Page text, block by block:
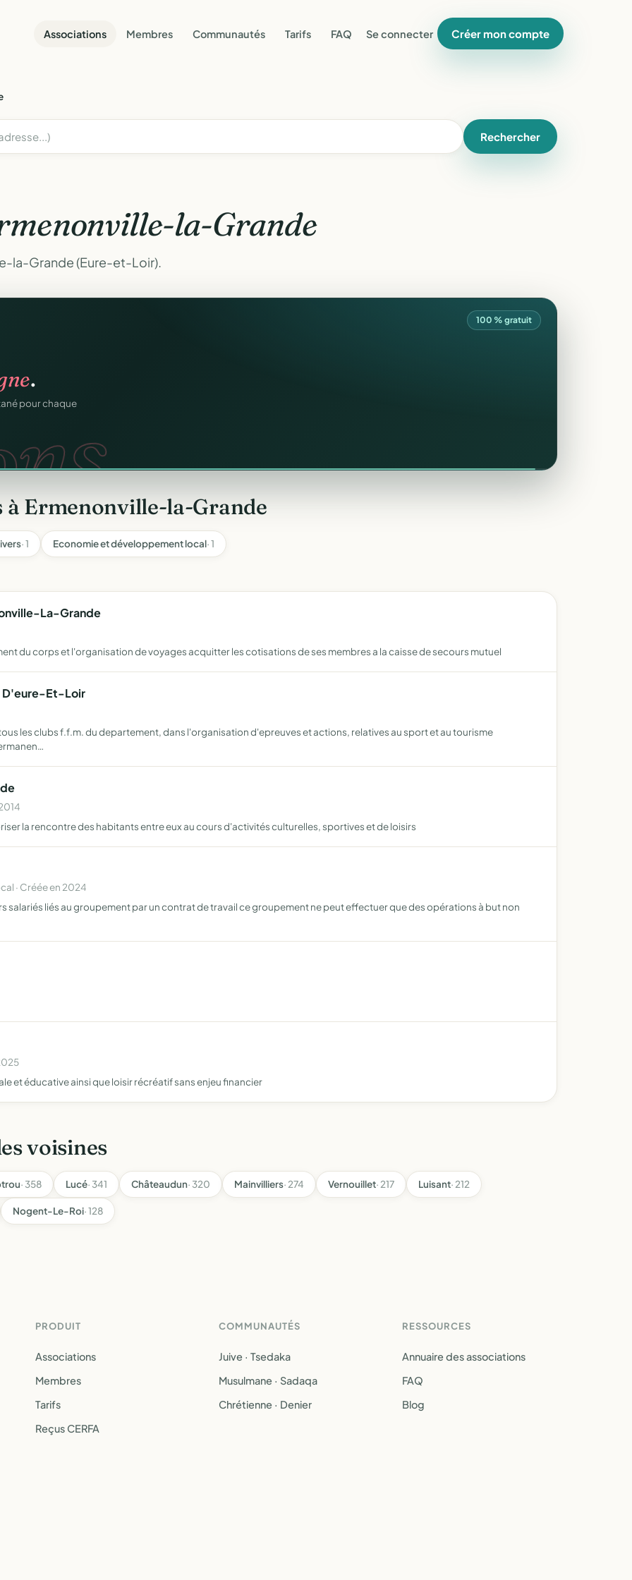
Associations Membres Communautés Tarifs FAQ Se connecter Créer mon compte
Rechercher
la-Grande
la-Grande (Eure-et-Loir).
100 % gratuit
en cinq minutes.
.
pour chaque
Ermenonville-la-Grande
· 1 Economie et développement local· 1
La-Grande
du corps et l'organisation de voyages acquitter les cotisations de ses membres a la caisse de secours mutuel
D'eure-Et-Loir
les clubs f.f.m. du departement, dans l'organisation d'epreuves et actions, relatives au sport et au tourisme
la rencontre des habitants entre eux au cours d'activités culturelles, sportives et de loisirs
· Créée en 2024
salariés liés au groupement par un contrat de travail ce groupement ne peut effectuer que des opérations à but non
et éducative ainsi que loisir récréatif sans enjeu financier
voisines
· 358 Lucé· 341 Châteaudun· 320 Mainvilliers· 274 Vernouillet· 217 Luisant· 212
Nogent-Le-Roi· 128
PRODUIT
Associations
Membres
Tarifs
Reçus CERFA
COMMUNAUTÉS
Juive · Tsedaka
Musulmane · Sadaqa
Chrétienne · Denier
RESSOURCES
Annuaire des associations
FAQ
Blog